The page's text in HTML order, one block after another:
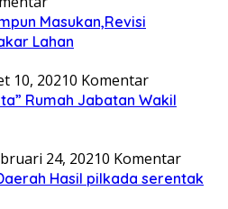
Masukan,Revisi
Lahan
10, 20210 Komentar
Rumah Jabatan Wakil
24, 20210 Komentar
Hasil pilkada serentak